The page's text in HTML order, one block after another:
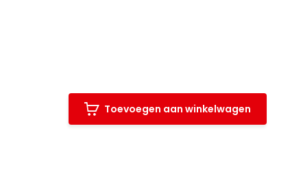
Toevoegen aan winkelwagen